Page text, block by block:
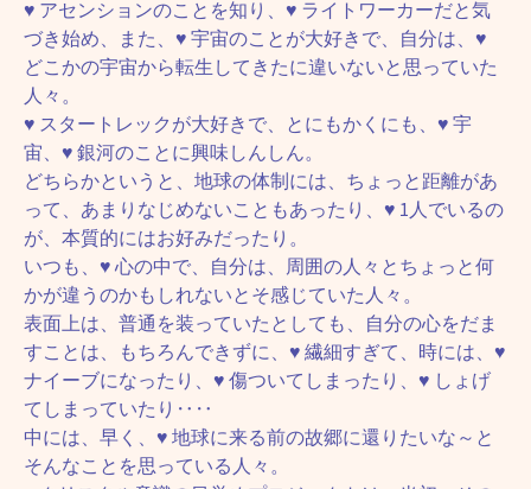
♥ アセンションのことを知り、♥ ライトワーカーだと気
づき始め、また、♥ 宇宙のことが大好きで、自分は、♥
どこかの宇宙から転生してきたに違いないと思っていた
人々。
♥ スタートレックが大好きで、とにもかくにも、♥ 宇
宙、♥ 銀河のことに興味しんしん。
どちらかというと、地球の体制には、ちょっと距離があ
って、あまりなじめないこともあったり、♥ 1人でいるの
が、本質的にはお好みだったり。
いつも、♥ 心の中で、自分は、周囲の人々とちょっと何
かが違うのかもしれないとそ感じていた人々。
表面上は、普通を装っていたとしても、自分の心をだま
すことは、もちろんできずに、♥ 繊細すぎて、時には、♥
ナイーブになったり、♥ 傷ついてしまったり、♥ しょげ
てしまっていたり‥‥
中には、早く、♥ 地球に来る前の故郷に還りたいな～と
そんなことを思っている人々。